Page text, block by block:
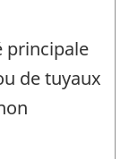
principale
de tuyaux